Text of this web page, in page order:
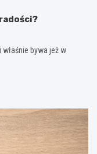
bywa jeż w